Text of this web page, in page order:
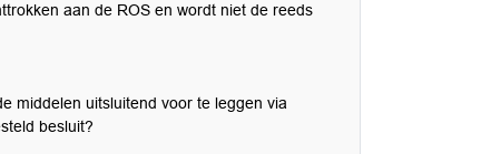
aan de ROS en wordt niet de reeds
middelen uitsluitend voor te leggen via
besluit?